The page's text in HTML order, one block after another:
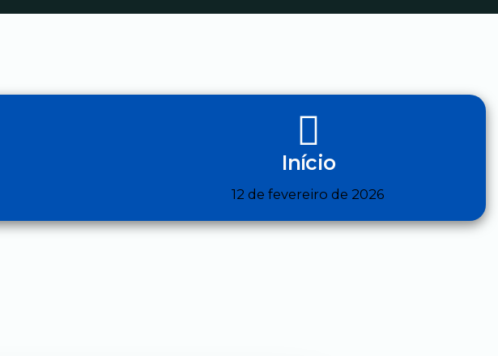
Início
12 de fevereiro de 2026